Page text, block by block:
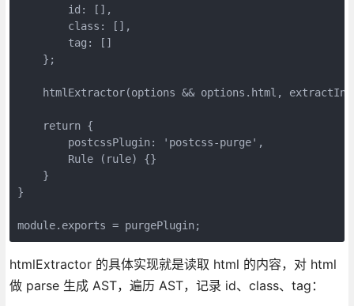
        id: [],
        class: [],
        tag: []
    };
htmlExtractor(options && options.html,
    return {
        postcssPlugin: 'postcss-purge',
        Rule (rule) {}
    }
}
module.exports = purgePlugin;
htmlExtractor 的具体实现就是读取 html 的内容，对 html
做 parse 生成 AST，遍历 AST，记录 id、class、tag：